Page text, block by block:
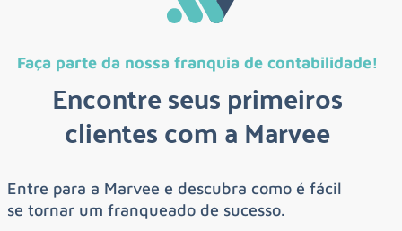
Faça parte da nossa franquia de contabilidade!
Encontre seus primeiros
clientes com a Marvee
Entre para a Marvee e descubra como é fácil
se tornar um franqueado de sucesso.